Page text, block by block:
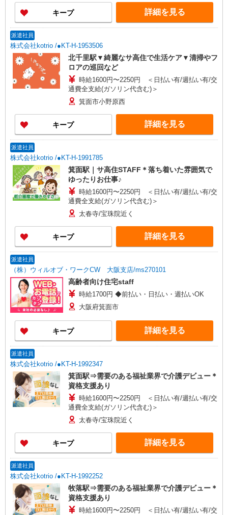
がい向上手当、日祝手当（月平均2回分）、夜勤手
当（月平均5回分）等、毎月平均的に支払われる手
当を含みます。 ※介護福祉士のみ、特別職務手当
分〜） ◎賞与 基本給2.08ヶ月分/年支給
キープ 詳細を見る
派遣社員
株式会社kotrio /●KT-H-1953506
北千里駅▼綺麗なサ高住で生活ケア▼清掃やフ
ロアの巡回など
時給1600円〜2250円 ＜日払い有/週払い有/交
通費全支給(ガソリン代含む)＞
箕面市小野原西
キープ 詳細を見る
派遣社員
株式会社kotrio /●KT-H-1991785
箕面駅｜サ高住STAFF＊落ち着いた雰囲気で
ゆったりお仕事♪
時給1600円〜2250円 ＜日払い有/週払い有/交
通費全支給(ガソリン代含む)＞
太春寺/宝珠院近く
キープ 詳細を見る
派遣社員
（株）ウィルオブ・ワークCW 大阪支店/ms270101
高齢者向け住宅staff
時給1700円 ◆前払い・日払い・週払いOK
大阪府箕面市
キープ 詳細を見る
派遣社員
株式会社kotrio /●KT-H-1992347
箕面駅⇒需要のある福祉業界で介護デビュー＊
資格支援あり
時給1600円〜2250円 ＜日払い有/週払い有/交
通費全支給(ガソリン代含む)＞
太春寺/宝珠院近く
キープ 詳細を見る
派遣社員
株式会社kotrio /●KT-H-1992252
牧落駅⇒需要のある福祉業界で介護デビュー＊
資格支援あり
時給1600円〜2250円 ＜日払い有/週払い有/交